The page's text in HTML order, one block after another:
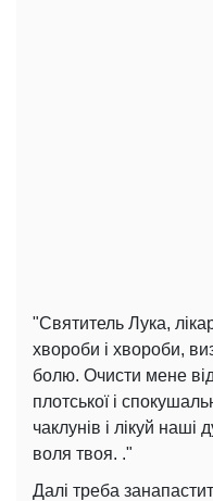
"Святитель Лука,
хвороби і хвороби,
болю. Очисти мене від
плотської і
чаклунів і лікуй наші
воля твоя. ."
Далі треба